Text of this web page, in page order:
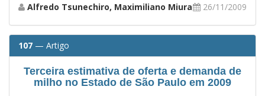
Alfredo Tsunechiro, Maximiliano Miura 26/11/2009
107 — Artigo
Terceira estimativa de oferta e demanda de
milho no Estado de São Paulo em 2009